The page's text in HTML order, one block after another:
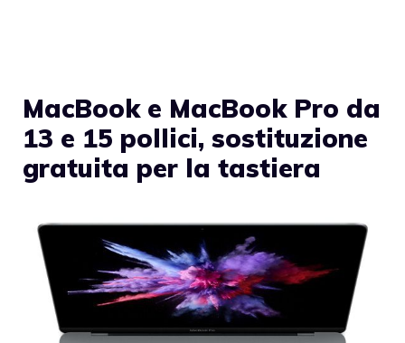
MacBook e MacBook Pro da
13 e 15 pollici, sostituzione
gratuita per la tastiera